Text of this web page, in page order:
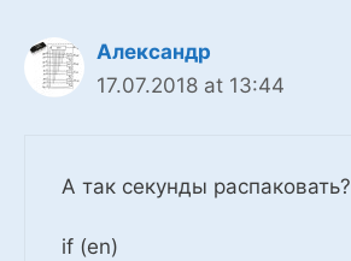
Александр
17.07.2018 at 13:44
А так секунды распаковать?
if (en)